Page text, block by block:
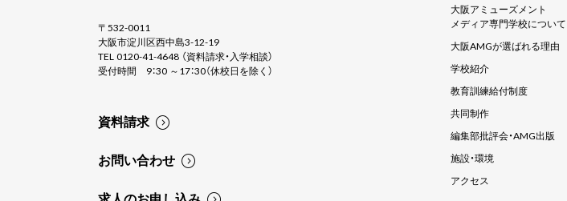
大阪アミューズメント
メディア専門学校について
大阪AMGが選ばれる理由
学校紹介
教育訓練給付制度
共同制作
編集部批評会・AMG出版
施設・環境
アクセス
〒532-0011
大阪市淀川区西中島3-12-19
TEL 0120-41-4648 （資料請求・入学相談）
受付時間 9：30 ～17：30（休校日を除く）
資料請求
お問い合わせ